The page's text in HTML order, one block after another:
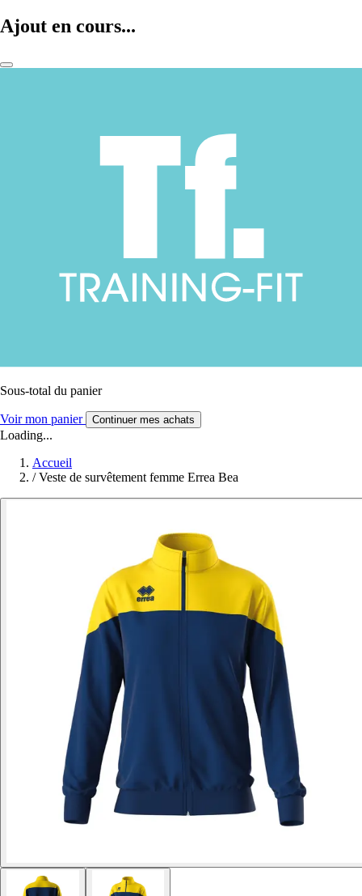
Ajout en cours...
Sous-total du panier
Voir mon panier Continuer mes achats
Loading...
Accueil
/ Veste de survêtement femme Errea Bea